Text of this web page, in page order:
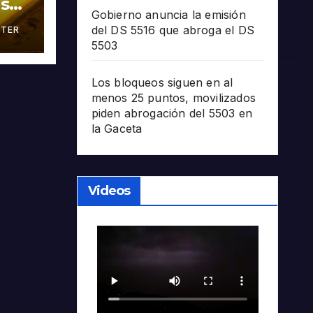
Gobierno anuncia la emisión
del DS 5516 que abroga el DS
5503
Los bloqueos siguen en al
menos 25 puntos, movilizados
piden abrogación del 5503 en
la Gaceta
Videos